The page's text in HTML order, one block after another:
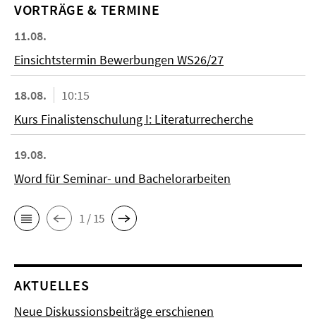
VORTRÄGE & TERMINE
11.08.
Einsichtstermin Bewerbungen WS26/27
18.08.
10:15
Kurs Finalistenschulung I: Literaturrecherche
19.08.
Word für Seminar- und Bachelorarbeiten
1 / 15
AKTUELLES
Neue Diskussionsbeiträge erschienen